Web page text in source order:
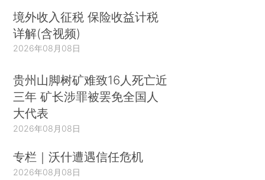
境外收入征税 保险收益计税
详解(含视频)
2026年08月08日
贵州山脚树矿难致16人死亡近
三年 矿长涉罪被罢免全国人
大代表
2026年08月08日
专栏｜沃什遭遇信任危机
2026年08月08日